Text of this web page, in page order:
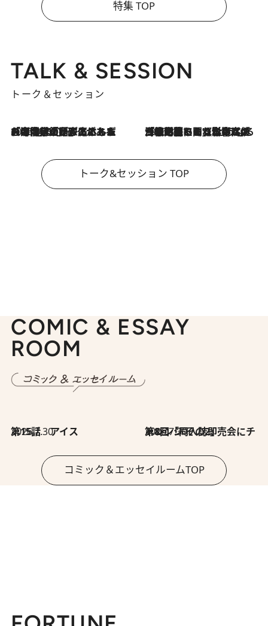
特集 TOP
TALK & SESSION
トーク＆セッション
2026.8.3
「今後値上げがあるとすれば…」「リスクがあるのは今年の冬」エネルギー専門家が語る、ホルムズ海峡封鎖が家庭にもたらす“ある心配” 2026.8.3
「住宅建てられない…」「サーチャージ料の高値が続いている」ホルムズ海峡封鎖による影響はいつまで続く？《エネルギー専門家に聞く“どうなる日本の暮らし”》
トーク&セッション TOP
COMIC & ESSAY
ROOM
2026.7.30
第15話 アイス 2026.7.30
第8回「同人誌即売会にチャレンジ その2」
コミック＆エッセイルームTOP